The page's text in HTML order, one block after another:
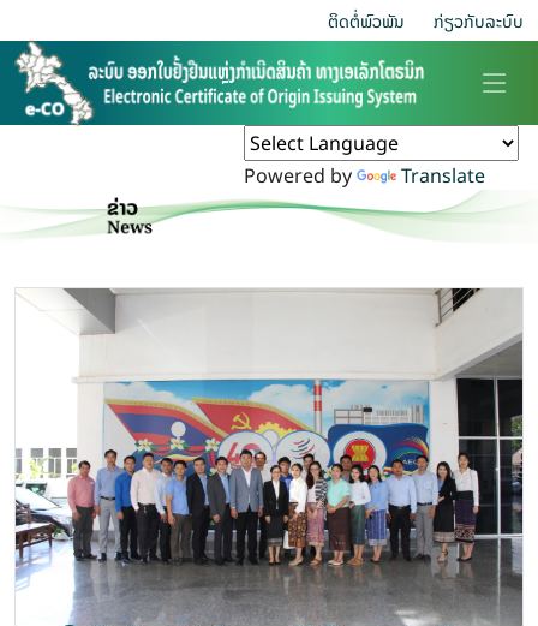
ຕິດຕໍ່ພົວພັນ ກ່ຽວ​ກັບ​ລະບົບ
Powered by Translate